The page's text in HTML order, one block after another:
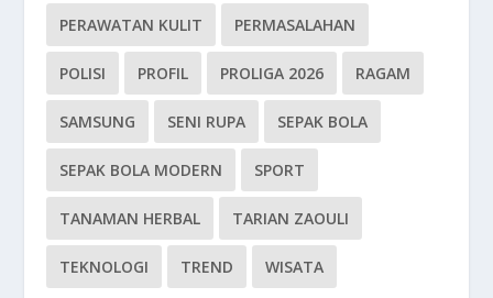
PERAWATAN KULIT PERMASALAHAN
POLISI PROFIL PROLIGA 2026 RAGAM
SAMSUNG SENI RUPA SEPAK BOLA
SEPAK BOLA MODERN SPORT
TANAMAN HERBAL TARIAN ZAOULI
TEKNOLOGI TREND WISATA